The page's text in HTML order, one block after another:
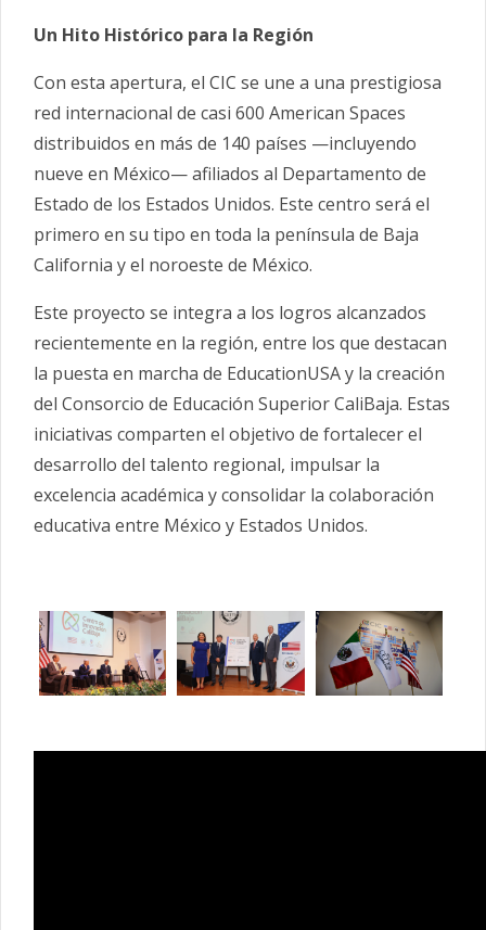
Un Hito Histórico para la Región
Con esta apertura, el CIC se une a una prestigiosa
red internacional de casi 600 American Spaces
distribuidos en más de 140 países —incluyendo
nueve en México— afiliados al Departamento de
Estado de los Estados Unidos. Este centro será el
primero en su tipo en toda la península de Baja
California y el noroeste de México.
Este proyecto se integra a los logros alcanzados
recientemente en la región, entre los que destacan
la puesta en marcha de EducationUSA y la creación
del Consorcio de Educación Superior CaliBaja. Estas
iniciativas comparten el objetivo de fortalecer el
desarrollo del talento regional, impulsar la
excelencia académica y consolidar la colaboración
educativa entre México y Estados Unidos.